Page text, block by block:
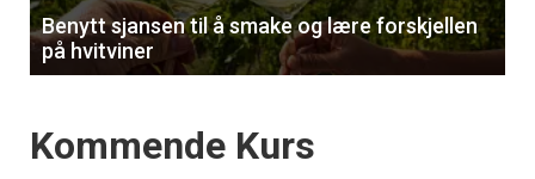
Benytt sjansen til å smake og lære forskjellen
på hvitviner
Events
Kommende Kurs